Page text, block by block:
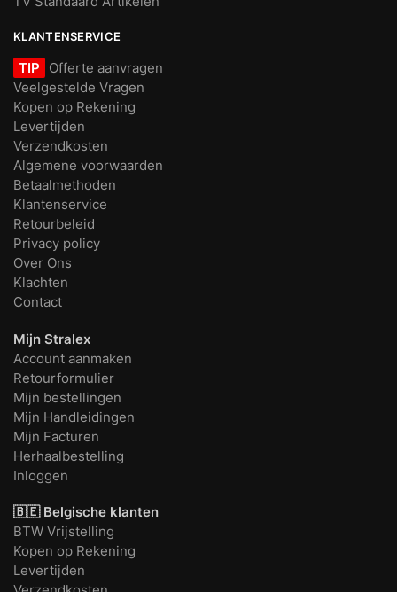
KLANTENSERVICE
TIP
Offerte aanvragen
Veelgestelde Vragen
Kopen op Rekening
Levertijden
Verzendkosten
Algemene voorwaarden
Betaalmethoden
Klantenservice
Retourbeleid
Privacy policy
Over Ons
Klachten
Contact
Mijn Stralex
Account aanmaken
Retourformulier
Mijn bestellingen
Mijn Handleidingen
Mijn Facturen
Herhaalbestelling
Inloggen
🇧🇪 Belgische klanten
BTW Vrijstelling
Kopen op Rekening
Levertijden